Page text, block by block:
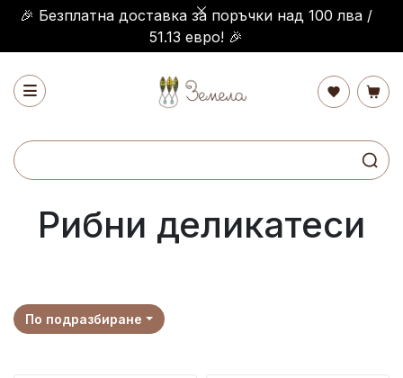
🎉 Безплатна доставка за поръчки над 100 лва /
51.13 евро! 🎉
Рибни деликатеси
По подразбиране